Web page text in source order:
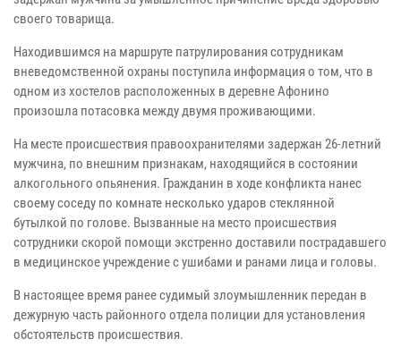
своего товарища.
Находившимся на маршруте патрулирования сотрудникам
вневедомственной охраны поступила информация о том, что в
одном из хостелов расположенных в деревне Афонино
произошла потасовка между двумя проживающими.
На месте происшествия правоохранителями задержан 26-летний
мужчина, по внешним признакам, находящийся в состоянии
алкогольного опьянения. Гражданин в ходе конфликта нанес
своему соседу по комнате несколько ударов стеклянной
бутылкой по голове. Вызванные на место происшествия
сотрудники скорой помощи экстренно доставили пострадавшего
в медицинское учреждение с ушибами и ранами лица и головы.
В настоящее время ранее судимый злоумышленник передан в
дежурную часть районного отдела полиции для установления
обстоятельств происшествия.